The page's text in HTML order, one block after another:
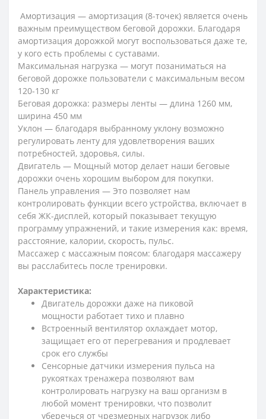
Амортизация ― амортизация (8-точек) является очень
важным преимуществом беговой дорожки. Благодаря
амортизация дорожкой могут воспользоваться даже те,
у кого есть проблемы с суставами.
Максимальная нагрузка ― могут позаниматься на
беговой дорожке пользователи с максимальным весом
120-130 кг
Беговая дорожка: размеры ленты ― длина 1260 мм,
ширина 450 мм
Уклон ― благодаря выбранному уклону возможно
регулировать ленту для удовлетворения ваших
потребностей, здоровья, силы.
Двигатель ― Мощный мотор делает наши беговые
дорожки очень хорошим выбором для покупки.
Панель управления ― Это позволяет нам
контролировать функции всего устройства, включает в
себя ЖК-дисплей, который показывает текущую
программу упражнений, и такие измерения как: время,
расстояние, калории, скорость, пульс.
Массажер с массажным поясом: благодаря массажеру
вы расслабитесь после тренировки.
Характеристика:
Двигатель дорожки даже на пиковой
мощности работает тихо и плавно
Встроенный вентилятор охлаждает мотор,
защищает его от перегревания и продлевает
срок его службы
Сенсорные датчики измерения пульса на
рукоятках тренажера позволяют вам
контролировать нагрузку на ваш организм в
любой момент тренировки, что позволит
уберечься от чрезмерных нагрузок либо